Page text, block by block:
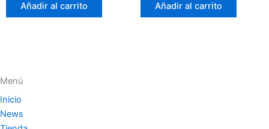
Añadir al carrito Añadir al carrito
Menú
Inicio
News